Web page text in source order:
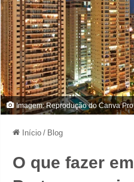
Imagem: Reprodução do Canva Pro
Início / Blog
O que fazer